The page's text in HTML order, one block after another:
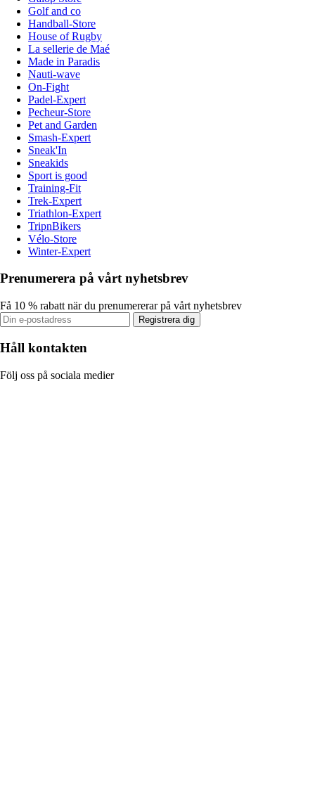
Golf and co
Handball-Store
House of Rugby
La sellerie de Maé
Made in Paradis
Nauti-wave
On-Fight
Padel-Expert
Pecheur-Store
Pet and Garden
Smash-Expert
Sneak'In
Sneakids
Sport is good
Training-Fit
Trek-Expert
Triathlon-Expert
TripnBikers
Vélo-Store
Winter-Expert
Prenumerera på vårt nyhetsbrev
Få 10 % rabatt när du prenumererar på vårt nyhetsbrev
Registrera dig
Håll kontakten
Följ oss på sociala medier